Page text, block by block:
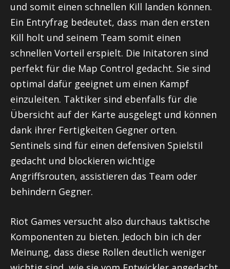
und somit einen schnellen Kill landen können.
Ein Entryfrag bedeutet, dass man den ersten
Kill holt und seinem Team somit einen
schnellen Vorteil erspielt. Die Initatoren sind
perfekt für die Map Control gedacht. Sie sind
optimal dafür geeignet um einen Kampf
einzuleiten. Taktiker sind ebenfalls für die
Übersicht auf der Karte ausgelegt und können
dank ihrer Fertigkeiten Gegner orten.
Sentinels sind für einen defensiven Spielstil
gedacht und blockieren wichtige
Angriffsrouten, assistieren das Team oder
behindern Gegner.
Riot Games versucht also durchaus taktische
Komponenten zu bieten. Jedoch bin ich der
Meinung, dass diese Rollen deutlich weniger